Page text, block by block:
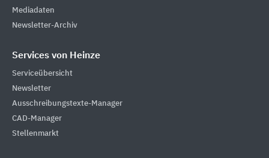
Mediadaten
Newsletter-Archiv
Services von Heinze
Serviceübersicht
Newsletter
Ausschreibungstexte-Manager
CAD-Manager
Stellenmarkt